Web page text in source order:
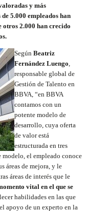
y más
5.000 empleados han
otros 2.000 han crecido
Según Beatriz
Fernández Luengo,
responsable global de
Gestión de Talento en
BBVA, “en BBVA
contamos con un
potente modelo de
desarrollo, cuya oferta
de valor está
estructurada en tres
modelo, el empleado conoce
áreas de mejora, y le
áreas de interés que le
vital en el que se
habilidades en las que
apoyo de un experto en la